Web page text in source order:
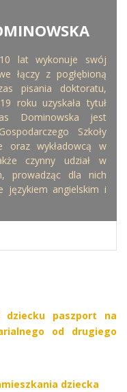
lat wykonuje swój
łączy z pogłębioną
pisania doktoratu,
roku uzyskała tytuł
Dominowska jest
Szkoły
oraz wykładowcą w
czynny udział w
prowadząc dla nich
językiem angielskim i
dziecku paszport na
od drugiego
dziecka